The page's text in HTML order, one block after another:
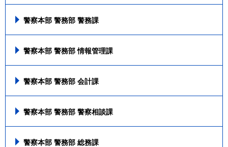
警察本部 警務部 警務課
警察本部 警務部 情報管理課
警察本部 警務部 会計課
警察本部 警務部 警察相談課
警察本部 警務部 総務課